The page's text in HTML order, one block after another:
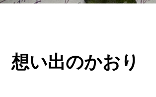
想い出のかおり